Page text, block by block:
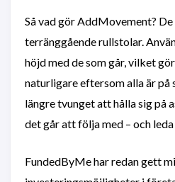
Så vad gör AddMovement?
terränggående rullstolar.
höjd med de som går, vilket
naturligare eftersom alla är på
längre tvunget att hålla sig på
det går att följa med – och
FundedByMe har redan gett